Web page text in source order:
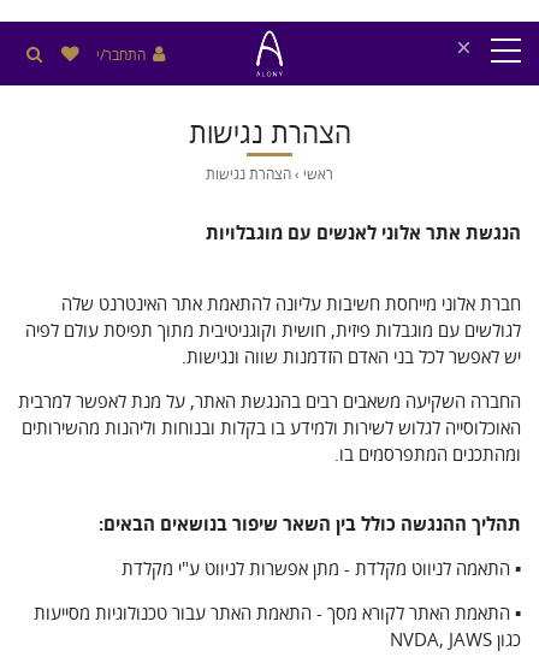
× התחבר/י
הצהרת נגישות
ראשי ›הצהרת נגישות
הנגשת אתר אלוני לאנשים עם מוגבלויות
חברת אלוני מייחסת חשיבות עליונה להתאמת אתר האינטרנט שלה
לגולשים עם מוגבלות פיזית, חושית וקוגניטיבית מתוך תפיסת עולם לפיה
יש לאפשר לכל בני האדם הזדמנות שווה ונגישות.
החברה השקיעה משאבים רבים בהנגשת האתר, על מנת לאפשר למרבית
האוכלוסייה לגלוש לשירות ולמידע בו בקלות ובנוחות וליהנות מהשירותים
ומהתכנים המתפרסמים בו.
תהליך ההנגשה כולל בין השאר שיפור בנושאים הבאים:
▪ התאמה לניווט מקלדת - מתן אפשרות לניווט ע"י מקלדת
▪ התאמת האתר לקורא מסך - התאמת האתר עבור טכנולוגיות מסייעות
כגון NVDA, JAWS